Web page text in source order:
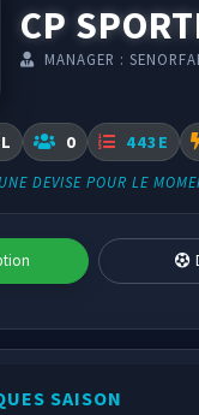
CP
MANAGER :
0 443E
DEVISE POUR LE
SAISON